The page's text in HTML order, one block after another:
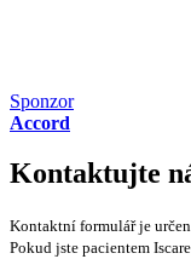
Sponzor
Accord
Kontaktujte
Kontaktní formulář je
Pokud jste pacientem